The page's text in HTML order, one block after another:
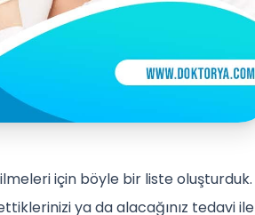
için böyle bir liste oluşturduk.
ya da alacağınız tedavi ile